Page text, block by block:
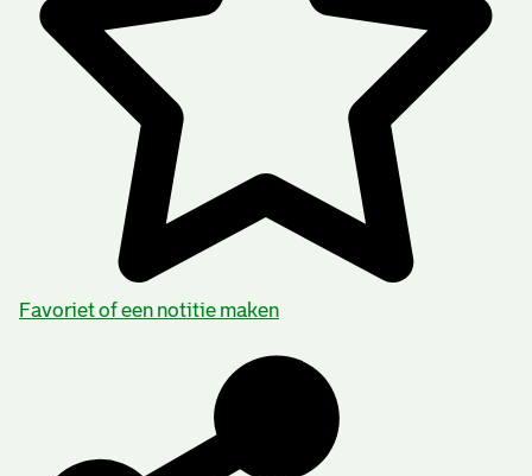
Favoriet of een notitie maken